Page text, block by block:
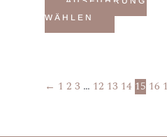
WÄHLEN
der
Produktseite
← 1 2 3 … 12 13 14 15 16